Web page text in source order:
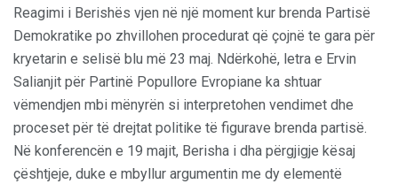
Reagimi i Berishës vjen në një moment kur brenda Partisë
Demokratike po zhvillohen procedurat që çojnë te gara për
kryetarin e selisë blu më 23 maj. Ndërkohë, letra e Ervin
Salianjit për Partinë Popullore Evropiane ka shtuar
vëmendjen mbi mënyrën si interpretohen vendimet dhe
proceset për të drejtat politike të figurave brenda partisë.
Në konferencën e 19 majit, Berisha i dha përgjigje kësaj
çështjeje, duke e mbyllur argumentin me dy elementë